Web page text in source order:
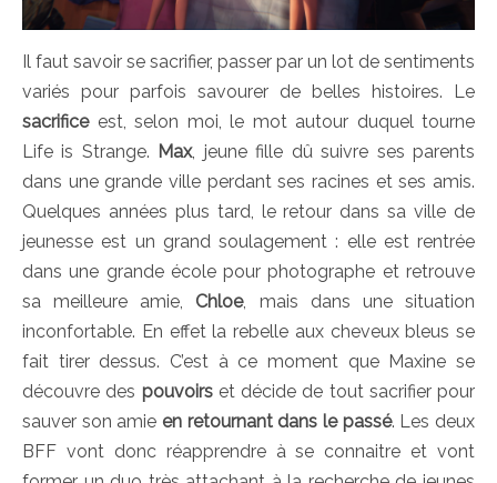
Il faut savoir se sacrifier, passer par un lot de sentiments
variés pour parfois savourer de belles histoires. Le
sacrificeest, selon moi, le mot autour duquel tourne
Life is Strange. Max, jeune fille dû suivre ses parents
dans une grande ville perdant ses racines et ses amis.
Quelques années plus tard, le retour dans sa ville de
jeunesse est un grand soulagement : elle est rentrée
dans une grande école pour photographe et retrouve
sa meilleure amie, Chloe, mais dans une situation
inconfortable. En effet la rebelle aux cheveux bleus se
fait tirer dessus. C’est à ce moment que Maxine se
découvre des pouvoirset décide de tout sacrifier pour
sauver son amie en retournant dans le passé. Les deux
BFF vont donc réapprendre à se connaitre et vont